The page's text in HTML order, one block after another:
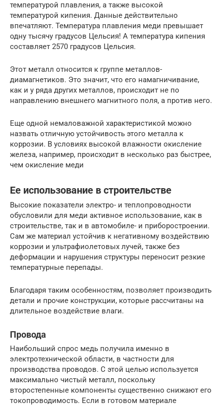
температурой плавления, а также высокой
температурой кипения. Данные действительно
впечатляют. Температура плавления меди превышает
одну тысячу градусов Цельсия! А температура кипения
составляет 2570 градусов Цельсия.
Этот металл относится к группе металлов-
диамагнетиков. Это значит, что его намагничивание,
как и у ряда других металлов, происходит не по
направлению внешнего магнитного поля, а против него.
Еще одной немаловажной характеристикой можно
назвать отличную устойчивость этого металла к
коррозии. В условиях высокой влажности окисление
железа, например, происходит в несколько раз быстрее,
чем окисление меди
Ее использование в строительстве
Высокие показатели электро- и теплопроводности
обусловили для меди активное использование, как в
строительстве, так и в автомобиле- и приборостроении.
Сам же материал устойчив к негативному воздействию
коррозии и ультрафиолетовых лучей, также без
деформации и нарушения структуры переносит резкие
температурные перепады.
Благодаря таким особенностям, позволяет производить
детали и прочие конструкции, которые рассчитаны на
длительное воздействие влаги.
Провода
Наибольший спрос медь получила именно в
электротехнической области, в частности для
производства проводов. С этой целью используется
максимально чистый металл, поскольку
второстепенные компоненты существенно снижают его
токопроводимость. Если в готовом материале